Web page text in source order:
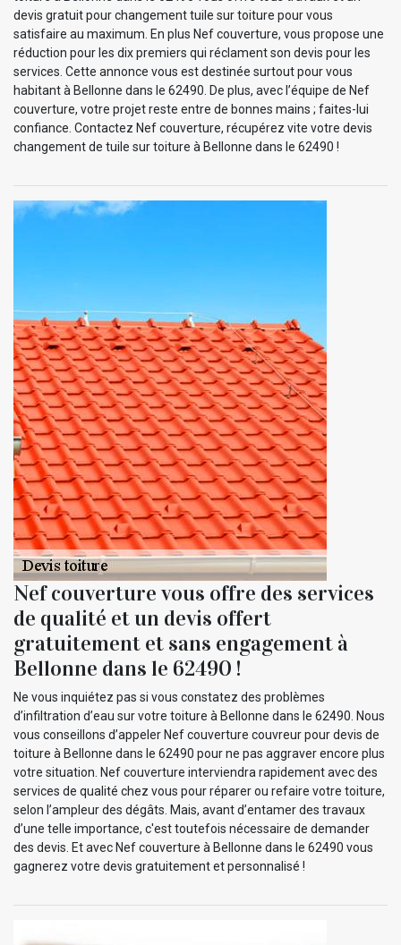
devis gratuit pour changement tuile sur toiture pour vous
satisfaire au maximum. En plus Nef couverture, vous propose une
réduction pour les dix premiers qui réclament son devis pour les
services. Cette annonce vous est destinée surtout pour vous
habitant à Bellonne dans le 62490. De plus, avec l’équipe de Nef
couverture, votre projet reste entre de bonnes mains ; faites-lui
confiance. Contactez Nef couverture, récupérez vite votre devis
changement de tuile sur toiture à Bellonne dans le 62490 !
Nef couverture vous offre des services
de qualité et un devis offert
gratuitement et sans engagement à
Bellonne dans le 62490 !
Ne vous inquiétez pas si vous constatez des problèmes
d’infiltration d’eau sur votre toiture à Bellonne dans le 62490. Nous
vous conseillons d’appeler Nef couverture couvreur pour devis de
toiture à Bellonne dans le 62490 pour ne pas aggraver encore plus
votre situation. Nef couverture interviendra rapidement avec des
services de qualité chez vous pour réparer ou refaire votre toiture,
selon l’ampleur des dégâts. Mais, avant d’entamer des travaux
d’une telle importance, c'est toutefois nécessaire de demander
des devis. Et avec Nef couverture à Bellonne dans le 62490 vous
gagnerez votre devis gratuitement et personnalisé !